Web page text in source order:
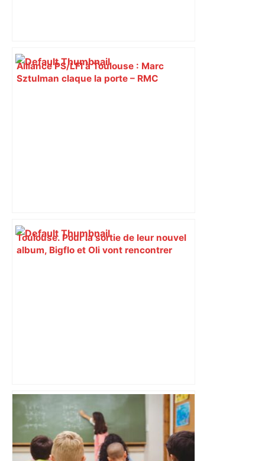
Alliance PS/LFI à Toulouse : Marc
Sztulman claque la porte – RMC
Toulouse. Pour la sortie de leur nouvel
album, Bigflo et Oli vont rencontrer
Après la fusion avec la liste PS
Toulouse, le candidat LFI salue "une
dynamique qui nous oblige à la
responsabilité" – Franceinfo